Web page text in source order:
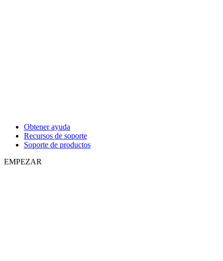
Obtener ayuda
Recursos de soporte
Soporte de productos
EMPEZAR